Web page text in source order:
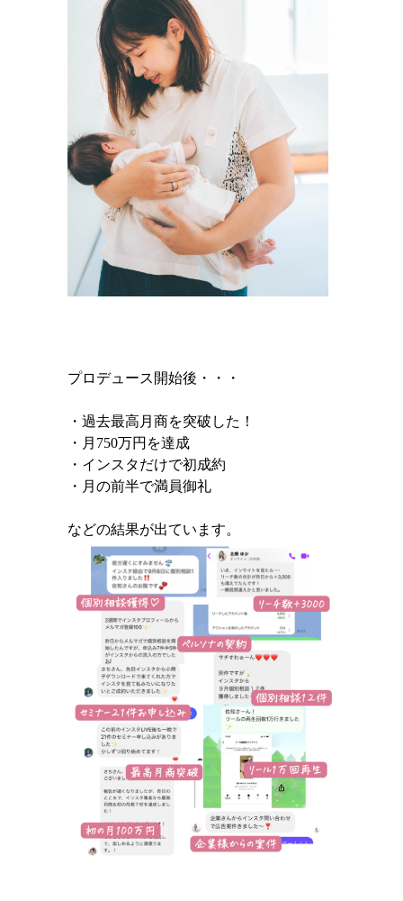
プロデュース開始後・・・
・過去最高月商を突破した！
・月750万円を達成
・インスタだけで初成約
・月の前半で満員御礼
などの結果が出ています。